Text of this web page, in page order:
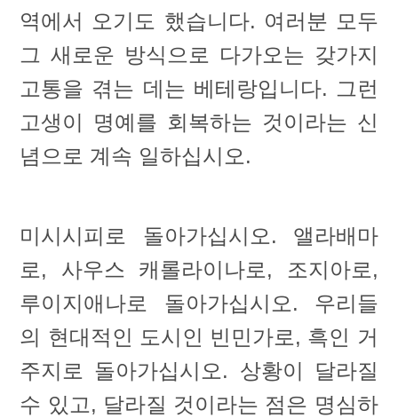
역에서 오기도 했습니다. 여러분 모두
그 새로운 방식으로 다가오는 갖가지
고통을 겪는 데는 베테랑입니다. 그런
고생이 명예를 회복하는 것이라는 신
념으로 계속 일하십시오.
미시시피로 돌아가십시오. 앨라배마
로, 사우스 캐롤라이나로, 조지아로,
루이지애나로 돌아가십시오. 우리들
의 현대적인 도시인 빈민가로, 흑인 거
주지로 돌아가십시오. 상황이 달라질
수 있고, 달라질 것이라는 점은 명심하